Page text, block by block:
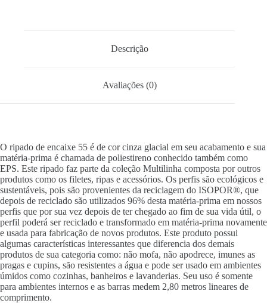
Descrição
Avaliações (0)
O ripado de encaixe 55 é de cor cinza glacial em seu acabamento e sua
matéria-prima é chamada de poliestireno conhecido também como
EPS. Este ripado faz parte da coleção Multilinha composta por outros
produtos como os filetes, ripas e acessórios. Os perfis são ecológicos e
sustentáveis, pois são provenientes da reciclagem do ISOPOR®, que
depois de reciclado são utilizados 96% desta matéria-prima em nossos
perfis que por sua vez depois de ter chegado ao fim de sua vida útil, o
perfil poderá ser reciclado e transformado em matéria-prima novamente
e usada para fabricação de novos produtos. Este produto possui
algumas características interessantes que diferencia dos demais
produtos de sua categoria como: não mofa, não apodrece, imunes as
pragas e cupins, são resistentes a água e pode ser usado em ambientes
úmidos como cozinhas, banheiros e lavanderias. Seu uso é somente
para ambientes internos e as barras medem 2,80 metros lineares de
comprimento.